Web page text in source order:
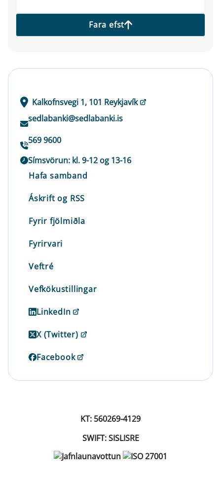
Fara efst
Kalkofnsvegi 1, 101 Reykjavík
sedlabanki@sedlabanki.is
569 9600
Símsvörun: kl. 9-12 og 13-16
Hafa samband
Áskrift og RSS
Fyrir fjölmiðla
Fyrirvari
Veftré
Vefkökustillingar
LinkedIn
X (Twitter)
Facebook
KT: 560269-4129
SWIFT: SISLISRE